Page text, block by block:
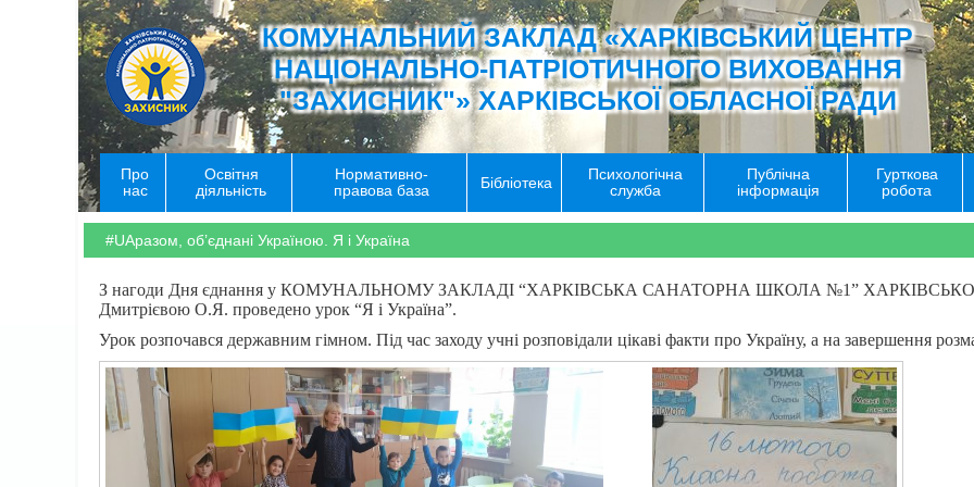
КОМУНАЛЬНИЙ ЗАКЛАД «ХАРКІВСЬКИЙ ЦЕНТР
НАЦІОНАЛЬНО-ПАТРІОТИЧНОГО ВИХОВАННЯ
"ЗАХИСНИК"» ХАРКІВСЬКОЇ ОБЛАСНОЇ РАДИ
Про
нас
Освітня
діяльність
Нормативно-
правова база
Бібліотека
Психологічна
служба
Публічна
інформація
Гурткова
робота
#UAразом, об’єднані Україною. Я і Україна
З нагоди Дня єднання у КОМУНАЛЬНОМУ ЗАКЛАДІ “ХАРКІВСЬКА САНАТОРНА ШКОЛА №1” ХАРКІВСЬКОЇ
Дмитрієвою О.Я. проведено урок “Я і Україна”.
Урок розпочався державним гімном. Під час заходу учні розповідали цікаві факти про Україну, а на завершення